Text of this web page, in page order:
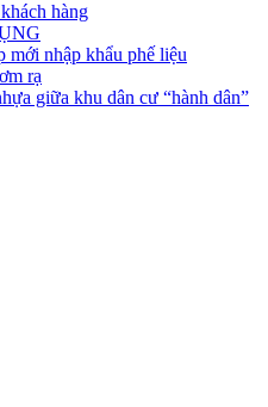
hàng
mới nhập khẩu phế liệu
rạ
giữa khu dân cư “hành dân”